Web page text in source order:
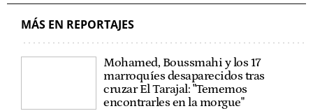
MÁS EN REPORTAJES
Mohamed, Boussmahi y los 17
marroquíes desaparecidos tras
cruzar El Tarajal: "Tememos
encontrarles en la morgue"